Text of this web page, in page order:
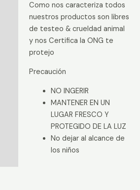
Como nos caracteriza todos
nuestros productos son libres
de testeo & crueldad animal
y nos Certifica la ONG te
protejo
Precaución
NO INGERIR
MANTENER EN UN
LUGAR FRESCO Y
PROTEGIDO DE LA LUZ
No dejar al alcance de
los niños